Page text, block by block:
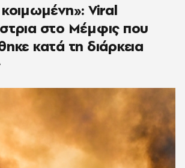
Viral
στο Μέμφις που
κατά τη διάρκεια